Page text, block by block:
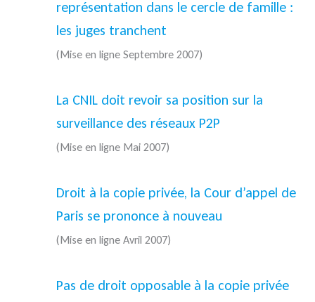
représentation dans le cercle de famille :
les juges tranchent
(Mise en ligne Septembre 2007)
La CNIL doit revoir sa position sur la
surveillance des réseaux P2P
(Mise en ligne Mai 2007)
Droit à la copie privée, la Cour d’appel de
Paris se prononce à nouveau
(Mise en ligne Avril 2007)
Pas de droit opposable à la copie privée